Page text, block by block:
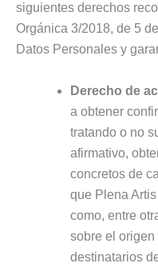
siguientes derechos
Orgánica 3/2018, de 5
Datos Personales y
Derecho de
a obtener
tratando o no
afirmativo,
concretos de
que Plena
como, entre
sobre el
destinatarios